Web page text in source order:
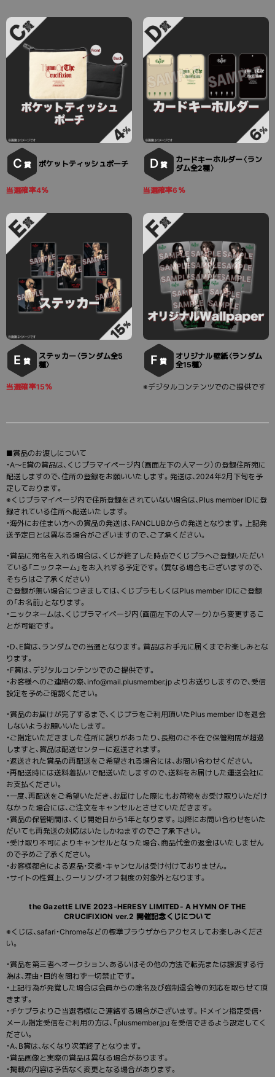
C 賞 ポケットティッシュポーチ
当選確率4％
D 賞
カードキーホルダー〈ラン
ダム全2種〉
当選確率6％
E 賞
ステッカー〈ランダム全5
種〉
当選確率15％
F 賞
オリジナル壁紙〈ランダム
全15種〉
※デジタルコンテンツでのご提供です
■賞品のお渡しについて
・A～E賞の賞品は、くじプラマイページ内（画面左下の人マーク）の登録住所宛に
配送しますので、住所の登録をお願いいたします。発送は、2024年2月下旬を予
定しております。
※くじプラマイページ内で住所登録をされていない場合は、Plus member IDに登
録されている住所へ配送いたします。
・海外にお住まい方への賞品の発送は、FANCLUBからの発送となります。上記発
送予定日とは異なる場合がございますので、ご了承ください。
・賞品に宛名を入れる場合は、くじが終了した時点でくじプラへご登録いただい
ている「ニックネーム」をお入れする予定です。（異なる場合もございますので、
そちらはご了承ください）
ご登録が無い場合につきましては、くじプラもしくはPlus member IDにご登録
の「お名前」となります。
・ニックネームは、くじプラマイページ内（画面左下の人マーク）から変更するこ
とが可能です。
・D、E賞は、ランダムでの当選となります。賞品はお手元に届くまでお楽しみとな
ります。
・F賞は、デジタルコンテンツでのご提供です。
・お客様へのご連絡の際、info@mail.plusmember.jp よりお送りしますので、受信
設定を予めご確認ください。
・賞品のお届けが完了するまで、くじプラをご利用頂いたPlus member IDを退会
しないようお願いいたします。
・ご指定いただきました住所に誤りがあったり、長期のご不在で保管期間が超過
しますと、賞品は配送センターに返送されます。
・返送された賞品の再配送をご希望される場合には、お問い合わせください。
・再配送時には送料着払いで配送いたしますので、送料をお届けした運送会社に
お支払ください。
・一度、再配送をご希望いただき、お届けした際にもお荷物をお受け取りいただけ
なかった場合には、ご注文をキャンセルとさせていただきます。
・賞品の保管期間は、くじ開始日から1年となります。以降にお問い合わせをいた
だいても再発送の対応はいたしかねますのでご了承下さい。
・受け取り不可によりキャンセルとなった場合、商品代金の返金はいたしません
ので予めご了承ください。
・お客様都合による返品・交換・キャンセルは受け付けておりません。
・サイトの性質上、クーリング・オフ制度の対象外となります。
the GazettE LIVE 2023-HERESY LIMITED- A HYMN OF THE
CRUCIFIXION ver.2 開催記念くじについて
※くじは、safari・Chromeなどの標準ブラウザからアクセスしてお楽しみくださ
い。
・賞品を第三者へオークション、あるいはその他の方法で転売または譲渡する行
為は、理由・目的を問わず一切禁止です。
・上記行為が発覚した場合は会員からの除名及び強制退会等の対応を取らせて頂
きます。
・チケプラよりご当選者様にご連絡する場合がございます。ドメイン指定受信・
メール指定受信をご利用の方は、「plusmember.jp」を受信できるよう設定してく
ださい。
・A、B賞は、なくなり次第終了となります。
・賞品画像と実際の賞品は異なる場合があります。
・掲載の内容は予告なく変更となる場合があります。